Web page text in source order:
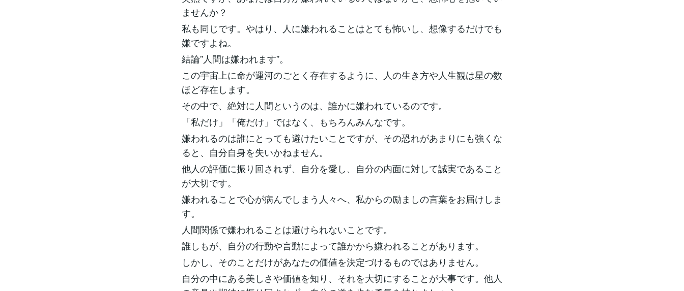
ませんか？
私も同じです。やはり、人に嫌われることはとても怖いし、想像するだけでも
嫌ですよね。
結論”人間は嫌われます”。
この宇宙上に命が運河のごとく存在するように、人の生き方や人生観は星の数
ほど存在します。
その中で、絶対に人間というのは、誰かに嫌われているのです。
「私だけ」「俺だけ」ではなく、もちろんみんなです。
嫌われるのは誰にとっても避けたいことですが、その恐れがあまりにも強くな
ると、自分自身を失いかねません。
他人の評価に振り回されず、自分を愛し、自分の内面に対して誠実であること
が大切です。
嫌われることで心が病んでしまう人々へ、私からの励ましの言葉をお届けしま
す。
人間関係で嫌われることは避けられないことです。
誰しもが、自分の行動や言動によって誰かから嫌われることがあります。
しかし、そのことだけがあなたの価値を決定づけるものではありません。
自分の中にある美しさや価値を知り、それを大切にすることが大事です。他人